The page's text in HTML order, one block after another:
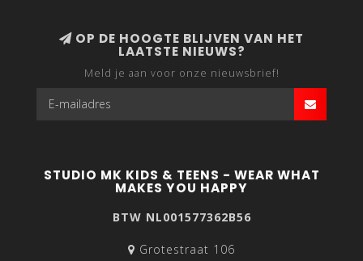
OP DE HOOGTE BLIJVEN VAN HET
LAATSTE NIEUWS?
Meld je aan voor onze nieuwsbrief!
STUDIO MK KIDS & TEENS - WEAR WHAT
MAKES YOU HAPPY
BTW NL001577362B56
Grotestraat 106